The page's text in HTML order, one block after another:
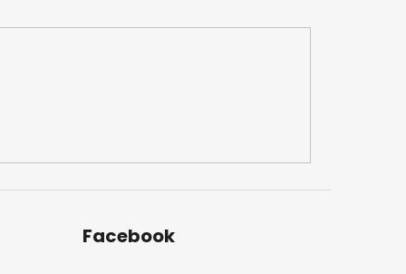
Facebook